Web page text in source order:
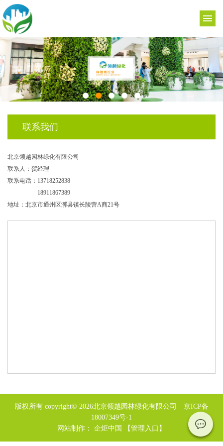
联系我们
北京领越园林绿化有限公司
联系人：贺经理
联系电话：13718252838
18911867389
地址：北京市通州区漷县镇长陵营A商21号
版权所有 copyright© 2026北京领越园林绿化有限公司 京ICP备
18007349号-1
网站制作： 企炬中国 【管理入口】